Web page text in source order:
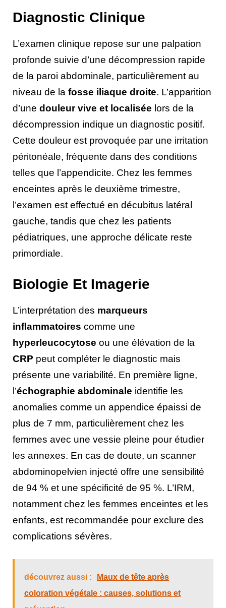
Diagnostic Clinique
L’examen clinique repose sur une palpation
profonde suivie d’une décompression rapide
de la paroi abdominale, particulièrement au
niveau de la fosse iliaque droite. L’apparition
d’une douleur vive et localisée lors de la
décompression indique un diagnostic positif.
Cette douleur est provoquée par une irritation
péritonéale, fréquente dans des conditions
telles que l’appendicite. Chez les femmes
enceintes après le deuxième trimestre,
l’examen est effectué en décubitus latéral
gauche, tandis que chez les patients
pédiatriques, une approche délicate reste
primordiale.
Biologie Et Imagerie
L’interprétation des marqueurs
inflammatoires comme une
hyperleucocytose ou une élévation de la
CRP peut compléter le diagnostic mais
présente une variabilité. En première ligne,
l’échographie abdominale identifie les
anomalies comme un appendice épaissi de
plus de 7 mm, particulièrement chez les
femmes avec une vessie pleine pour étudier
les annexes. En cas de doute, un scanner
abdominopelvien injecté offre une sensibilité
de 94 % et une spécificité de 95 %. L’IRM,
notamment chez les femmes enceintes et les
enfants, est recommandée pour exclure des
complications sévères.
découvrez aussi :
Maux de tête après
coloration végétale : causes, solutions et